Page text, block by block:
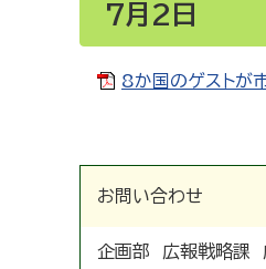
7月2日
8か国のゲストが
お問い合わせ
企画部 広報戦略課